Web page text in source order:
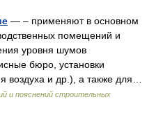
— – применяют в основном
помещений и
уровня шумов
бюро, установки
воздуха и др.), а также для…
и пояснений строительных